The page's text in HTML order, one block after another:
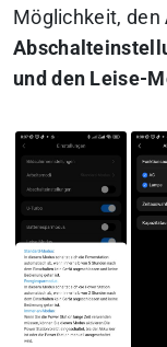
Möglichkeit, den
und den Leise-